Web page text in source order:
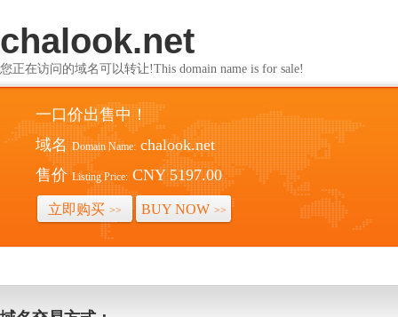
chalook.net
您正在访问的域名可以转让!This domain name is for sale!
一口价出售中！
域名 Domain Name: chalook.net
售价 Listing Price: CNY 5197.00
立即购买 >> BUY NOW >>